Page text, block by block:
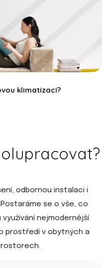
klimatizaci?
odbornou instalaci i
se o vše, co
nejmodernější
prostředí v obytných a